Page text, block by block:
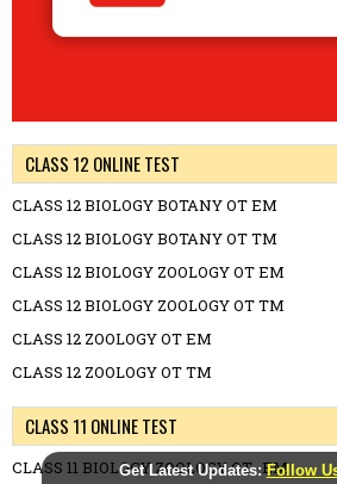
Get Latest Updates:Follow
CLASS 12 ONLINE TEST
CLASS 12 BIOLOGY BOTANY OT EM
CLASS 12 BIOLOGY BOTANY OT TM
CLASS 12 BIOLOGY ZOOLOGY OT EM
CLASS 12 BIOLOGY ZOOLOGY OT TM
CLASS 12 ZOOLOGY OT EM
CLASS 12 ZOOLOGY OT TM
CLASS 11 ONLINE TEST
CLASS 11 BIOLOGY ZOOLOGY OT -EM